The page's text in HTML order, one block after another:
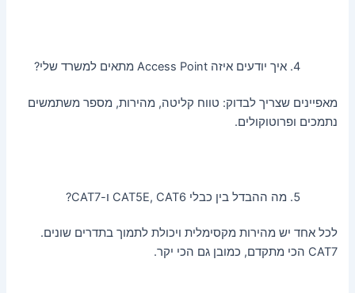
איך יודעים איזה Access Point מתאים למשרד שלי?
מאפיינים שצריך לבדוק: טווח קליטה, מהירות, מספר משתמשים
נתמכים ופרוטוקולים.
מה ההבדל בין כבלי CAT5E, CAT6 ו-CAT7?
לכל אחד יש מהירות מקסימלית ויכולת לתמוך בתדרים שונים.
CAT7 הכי מתקדם, כמובן גם הכי יקר.